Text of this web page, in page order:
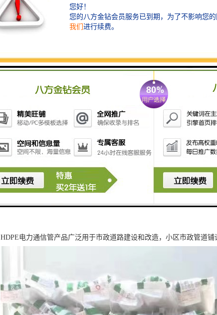
HDPE电力通信管产品广泛用于市政道路建设和改造，小区市政管道铺